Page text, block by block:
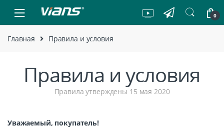
Skip to navigation
Skip to content
0
Главная Правила и условия
Правила и условия
Правила утверждены 15 мая 2020
Уважаемый, покупатель!